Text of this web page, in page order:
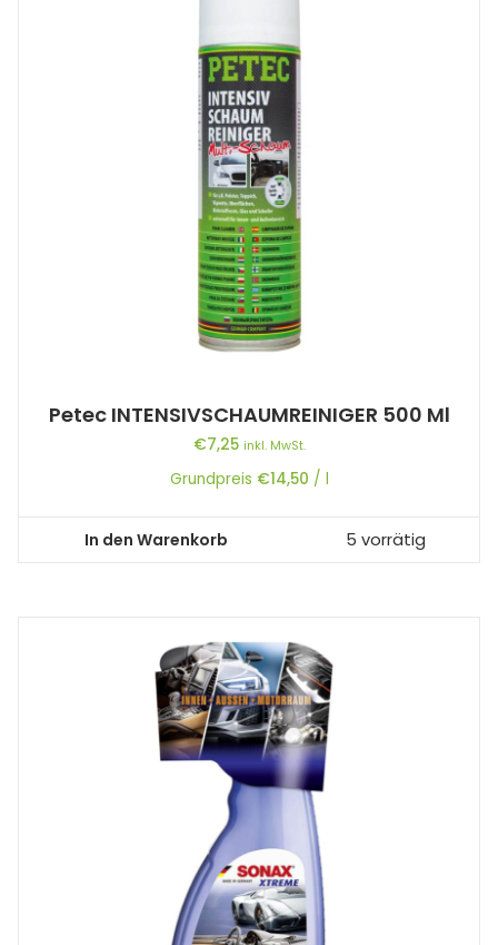
Petec INTENSIVSCHAUMREINIGER 500 Ml
€7,25 inkl. MwSt.
Grundpreis €14,50 / l
In den Warenkorb 5 vorrätig